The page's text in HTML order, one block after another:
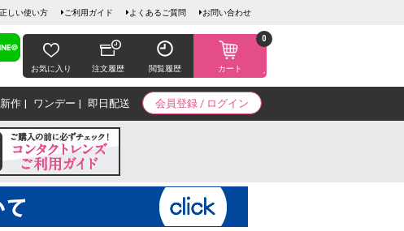
しい使い方 ご利用ガイド よくあるご質問 お問い合わせ
お気に入り 注文履歴 閲覧履歴 カート
0
会員登録 / ログイン
新作 ワンデー 即日配送